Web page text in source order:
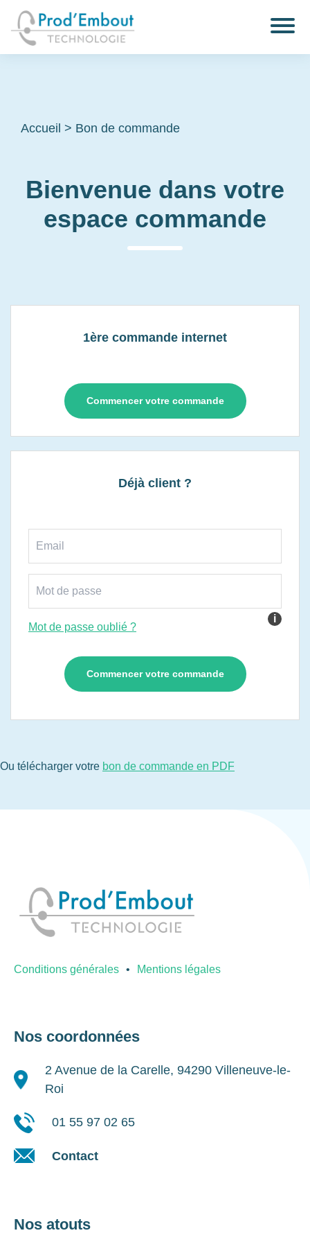
Accueil > Bon de commande
Bienvenue dans votre
espace commande
1ère commande internet
Commencer votre commande
Déjà client ?
i
Mot de passe oublié ?
Ou télécharger votre bon de commande en PDF
Conditions générales Mentions légales
Nos coordonnées
2 Avenue de la Carelle, 94290 Villeneuve-le-
Roi
01 55 97 02 65
Contact
Nos atouts